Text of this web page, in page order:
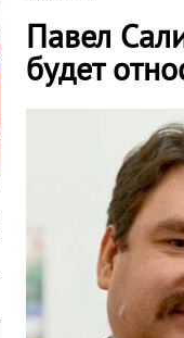
Павел
будет